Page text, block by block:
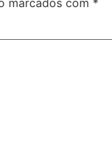
marcados com *